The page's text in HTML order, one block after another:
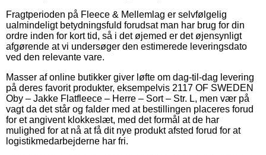
Fragtperioden på Fleece & Mellemlag er selvfølgelig
ualmindeligt betydningsfuld forudsat man har brug for din
ordre inden for kort tid, så i det øjemed er det øjensynligt
afgørende at vi undersøger den estimerede leveringsdato
ved den relevante vare.
Masser af online butikker giver løfte om dag-til-dag levering
på deres favorit produkter, eksempelvis 2117 OF SWEDEN
Oby – Jakke Flatfleece – Herre – Sort – Str. L, men vær på
vagt da det står og falder med at bestillingen placeres forud
for et angivent klokkeslæt, med det formål at de har
mulighed for at nå at få dit nye produkt afsted forud for at
logistikmedarbejderne har fri.